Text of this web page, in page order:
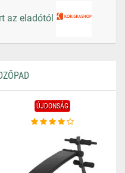
az eladótól
ÚJDONSÁG